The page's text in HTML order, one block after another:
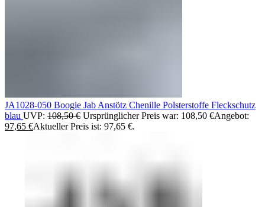
JA1028-050 Boogie Jab Anstötz Chenille Polsterstoffe Fleckschutz
blau UVP: 108,50€ Ursprünglicher Preis war: 108,50 €Angebot:
97,65 €Aktueller Preis ist: 97,65 €.